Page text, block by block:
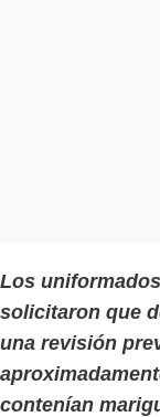
Los
solicitaron que
una revisión
contenían